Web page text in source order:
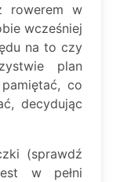
rowerem w
wcześniej
na to czy
plan
co
decydując
(sprawdź
w pełni